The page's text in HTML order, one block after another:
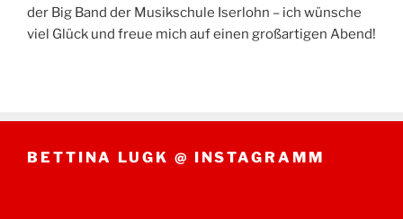
der Big Band der Musikschule Iserlohn – ich wünsche
viel Glück und freue mich auf einen großartigen Abend!
BETTINA LUGK @ INSTAGRAMM